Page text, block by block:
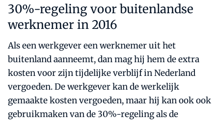
30%-regeling voor buitenlandse
werknemer in 2016
Als een werkgever een werknemer uit het
buitenland aanneemt, dan mag hij hem de extra
kosten voor zijn tijdelijke verblijf in Nederland
vergoeden. De werkgever kan de werkelijk
gemaakte kosten vergoeden, maar hij kan ook ook
gebruikmaken van de 30%-regeling als de